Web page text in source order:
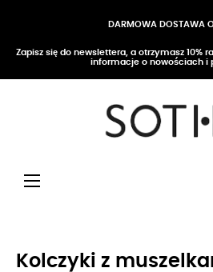
DARMOWA DOSTAWA
Zapisz się do newslettera, a otrzymasz 10%
informacje o nowościach i
Przełącz nawigację
☰
Kolczyki z